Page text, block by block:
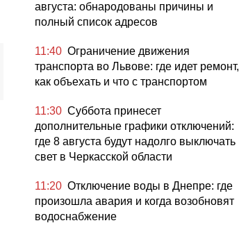
августа: обнародованы причины и
полный список адресов
11:40 Ограничение движения
транспорта во Львове: где идет ремонт,
как объехать и что с транспортом
11:30 Суббота принесет
дополнительные графики отключений:
где 8 августа будут надолго выключать
свет в Черкасской области
11:20 Отключение воды в Днепре: где
произошла авария и когда возобновят
водоснабжение